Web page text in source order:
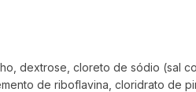
dextrose, cloreto de sódio (sal
de riboflavina, cloridrato de